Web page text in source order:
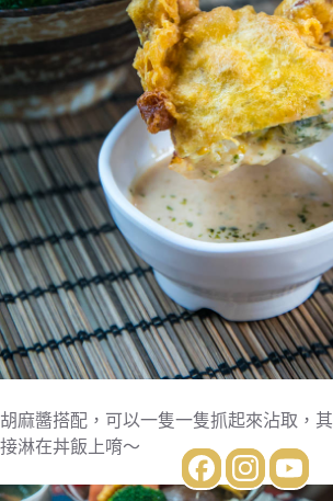
胡麻醬搭配，可以一隻一隻抓起來沾取，
接淋在丼飯上唷～